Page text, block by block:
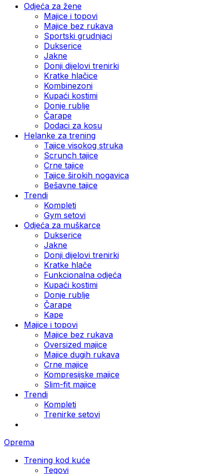
Odjeća za žene
Majice i topovi
Majice bez rukava
Sportski grudnjaci
Dukserice
Jakne
Donji dijelovi trenirki
Kratke hlačice
Kombinezoni
Kupaći kostimi
Donje rublje
Čarape
Dodaci za kosu
Helanke za trening
Tajice visokog struka
Scrunch tajice
Crne tajice
Tajice širokih nogavica
Bešavne tajice
Trendi
Kompleti
Gym setovi
Odjeća za muškarce
Dukserice
Jakne
Donji dijelovi trenirki
Kratke hlače
Funkcionalna odjeća
Kupaći kostimi
Donje rublje
Čarape
Kape
Majice i topovi
Majice bez rukava
Oversized majice
Majice dugih rukava
Crne majice
Kompresijske majice
Slim-fit majice
Trendi
Kompleti
Trenirke setovi
Oprema
Trening kod kuće
Tegovi